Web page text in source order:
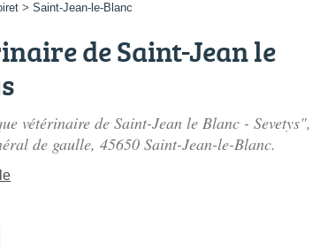
> Saint-Jean-le-Blanc
de Saint-Jean le
vétérinaire de Saint-Jean le Blanc - Sevetys",
de gaulle, 45650 Saint-Jean-le-Blanc.